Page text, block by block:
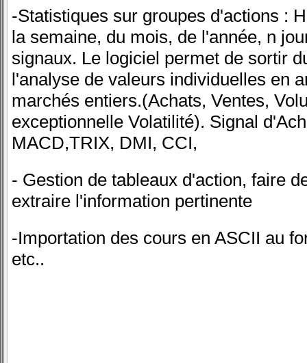
-Statistiques sur groupes d'actions :
la semaine, du mois, de l'année, n
signaux. Le logiciel permet de sortir
l'analyse de valeurs individuelles en
marchés entiers.(Achats, Ventes,
exceptionnelle Volatilité). Signal
MACD,TRIX, DMI, CCI,
- Gestion de tableaux d'action, faire
extraire l'information pertinente
-Importation des cours en ASCII au
etc..